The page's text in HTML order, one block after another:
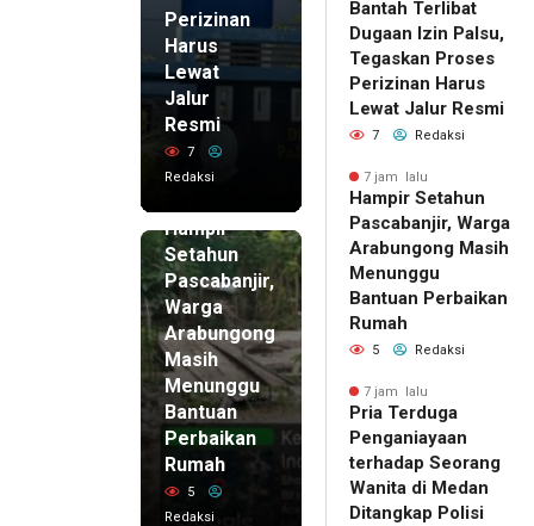
Perizinan
Harus
Lewat
Jalur
Resmi
7
Redaksi
Hampir
Setahun
Pascabanjir,
Warga
Arabungong
Masih
Menunggu
Bantuan
Perbaikan
Rumah
5
Redaksi
Bantah Terlibat
Dugaan Izin Palsu,
Tegaskan Proses
Perizinan Harus
Lewat Jalur Resmi
7 Redaksi
7 jam lalu
Hampir Setahun
Pascabanjir, Warga
Arabungong Masih
Menunggu
Bantuan Perbaikan
Rumah
5 Redaksi
7 jam lalu
Pria Terduga
Penganiayaan
terhadap Seorang
Wanita di Medan
Ditangkap Polisi